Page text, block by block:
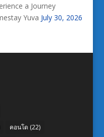
a Journey
Yuva July 30, 2026
คอนโด (22)